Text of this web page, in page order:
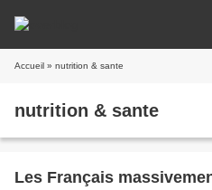
Accueil » nutrition & sante
nutrition & sante
Les Français